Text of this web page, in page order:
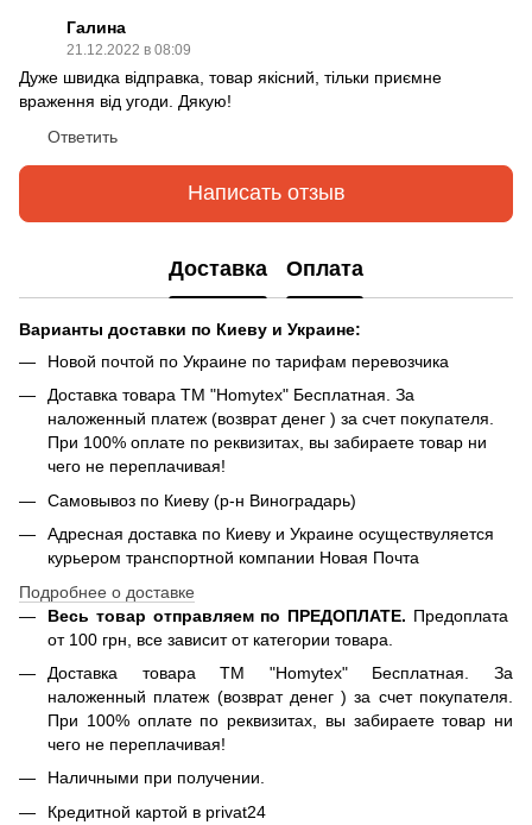
Галина
21.12.2022 в 08:09
Дуже швидка відправка, товар якісний, тільки приємне
враження від угоди. Дякую!
Ответить
Написать отзыв
Доставка Оплата
Варианты доставки по Киеву и Украине:
Новой почтой по Украине по тарифам перевозчика
Доставка товара ТМ "Homytex" Бесплатная. За
наложенный платеж (возврат денег ) за счет покупателя.
При 100% оплате по реквизитах, вы забираете товар ни
чего не переплачивая!
Самовывоз по Киеву (р-н Виноградарь)
Адресная доставка по Киеву и Украине осуществуляется
курьером транспортной компании Новая Почта
Подробнее о доставке
Весь товар отправляем по ПРЕДОПЛАТЕ. Предоплата
от 100 грн, все зависит от категории товара.
Доставка товара ТМ "Homytex" Бесплатная. За
наложенный платеж (возврат денег ) за счет покупателя.
При 100% оплате по реквизитах, вы забираете товар ни
чего не переплачивая!
Наличными при получении.
Кредитной картой в privat24